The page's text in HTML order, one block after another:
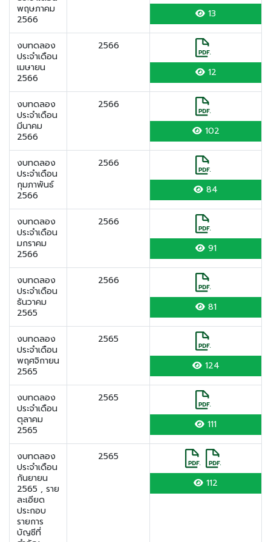
พฤษภาคม
2566
13
งบทดลอง
ประจำเดือน
เมษายน
2566
2566
12
งบทดลอง
ประจำเดือน
มีนาคม
2566
2566
102
งบทดลอง
ประจำเดือน
กุมภาพันธ์
2566
2566
84
งบทดลอง
ประจำเดือน
มกราคม
2566
2566
91
งบทดลอง
ประจำเดือน
ธันวาคม
2565
2566
81
งบทดลอง
ประจำเดือน
พฤศจิกายน
2565
2565
124
งบทดลอง
ประจำเดือน
ตุลาคม
2565
2565
111
งบทดลอง
ประจำเดือน
กันยายน
2565 , ราย
ละเอียด
ประกอบ
รายการ
บัญชีที่
2565
112